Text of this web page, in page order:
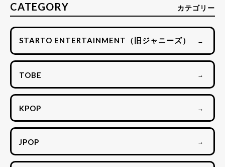
CATEGORY カテゴリー
STARTO ENTERTAINMENT（旧ジャニーズ） →
TOBE →
KPOP →
JPOP →